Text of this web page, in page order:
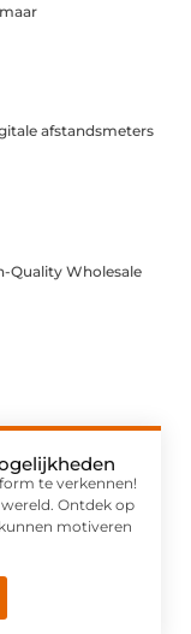
afstandsmeters
Quality Wholesale
te verkennen!
Ontdek op
motiveren